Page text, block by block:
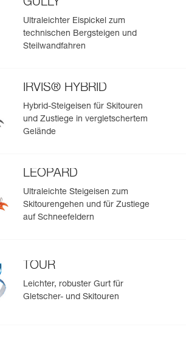
GULLY
Ultraleichter Eispickel zum
technischen Bergsteigen und
Steilwandfahren
IRVIS® HYBRID
Hybrid-Steigeisen für Skitouren
und Zustiege in vergletschertem
Gelände
LEOPARD
Ultraleichte Steigeisen zum
Skitourengehen und für Zustiege
auf Schneefeldern
TOUR
Leichter, robuster Gurt für
Gletscher- und Skitouren